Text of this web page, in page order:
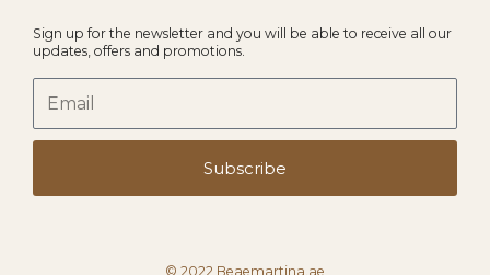
Sign up for the newsletter and you will be able to receive all our
updates, offers and promotions.
Subscribe
© 2022 Beaemartina.ae